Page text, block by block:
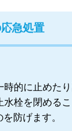
応急処置
時的に止めた
水栓を閉める
防げます。